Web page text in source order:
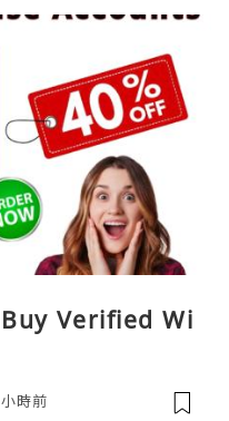
Verified Wi
時前